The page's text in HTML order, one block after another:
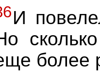
И
более